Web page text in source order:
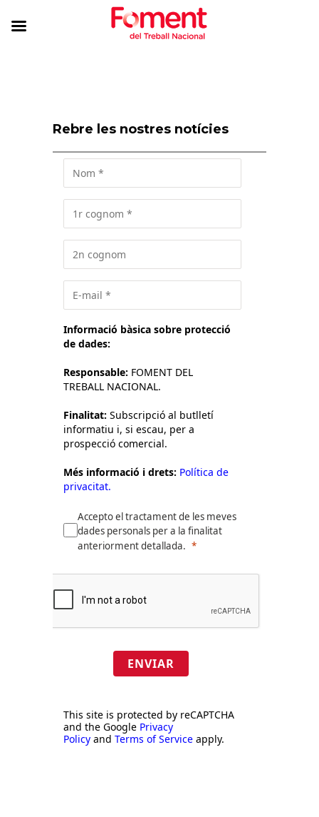
Rebre les nostres notícies
Informació bàsica sobre protecció
de dades:
Responsable: FOMENT DEL
TREBALL NACIONAL.
Finalitat: Subscripció al butlletí
informatiu i, si escau, per a
prospecció comercial.
Més informació i drets: Política de
privacitat.
Accepto el tractament de les meves
dades personals per a la finalitat
anteriorment detallada.
ENVIAR
This site is protected by reCAPTCHA
and the Google Privacy
Policy and Terms of Service apply.